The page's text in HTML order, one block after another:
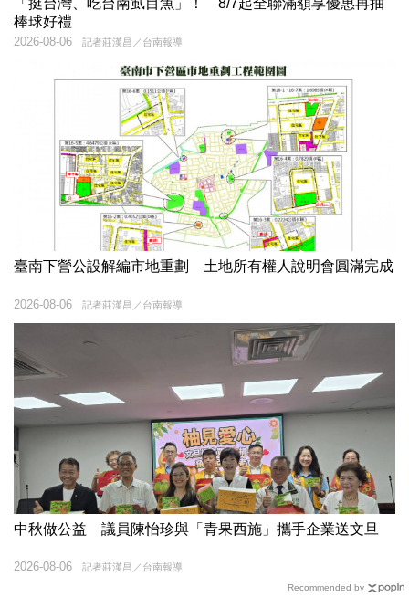
「挺台灣、吃台南虱目魚」！ 8/7起全聯滿額享優惠再抽
棒球好禮
記者莊漢昌／台南報導
2026-08-06
臺南下營公設解編市地重劃 土地所有權人說明會圓滿完成
記者莊漢昌／台南報導
2026-08-06
中秋做公益 議員陳怡珍與「青果西施」攜手企業送文旦
記者莊漢昌／台南報導
2026-08-06
Recommended by